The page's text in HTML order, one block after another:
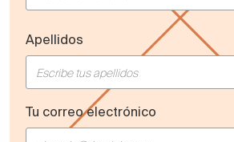
Apellidos
Tu correo electrónico